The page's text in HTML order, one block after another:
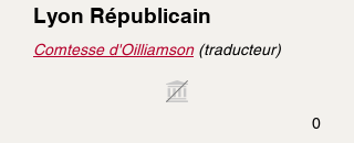
Lyon Républicain
Comtesse d'Oilliamson(traducteur)
0